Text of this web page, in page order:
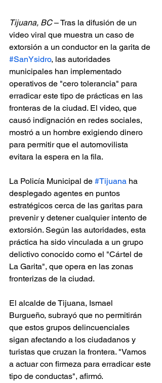
Tijuana, BC – Tras la difusión de un
video viral que muestra un caso de
extorsión a un conductor en la garita de
#SanYsidro, las autoridades
municipales han implementado
operativos de "cero tolerancia" para
erradicar este tipo de prácticas en las
fronteras de la ciudad. El video, que
causó indignación en redes sociales,
mostró a un hombre exigiendo dinero
para permitir que el automovilista
evitara la espera en la fila.
La Policía Municipal de #Tijuana ha
desplegado agentes en puntos
estratégicos cerca de las garitas para
prevenir y detener cualquier intento de
extorsión. Según las autoridades, esta
práctica ha sido vinculada a un grupo
delictivo conocido como el "Cártel de
La Garita", que opera en las zonas
fronterizas de la ciudad.
El alcalde de Tijuana, Ismael
Burgueño, subrayó que no permitirán
que estos grupos delincuenciales
sigan afectando a los ciudadanos y
turistas que cruzan la frontera. "Vamos
a actuar con firmeza para erradicar este
tipo de conductas", afirmó.